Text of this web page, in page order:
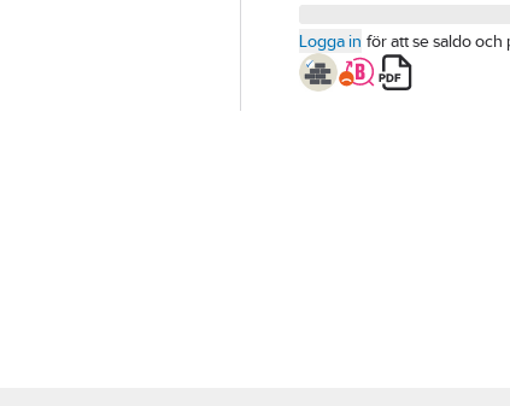
Logga in för att se saldo och